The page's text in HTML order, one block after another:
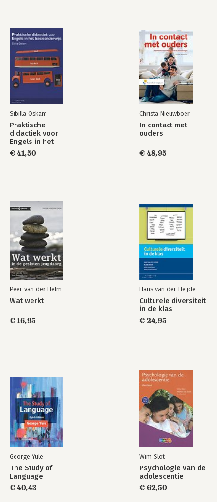
Bedankt!
Noten
Bronnen
Register
Sibilla Oskam
Praktische
didactiek voor
Engels in het
basisonderwijs
€ 41,50
Christa Nieuwboer
In contact met
ouders
€ 48,95
Peer van der Helm
Wat werkt
€ 16,95
Hans van der Heijde
Culturele diversiteit
in de klas
€ 24,95
George Yule
The Study of
Language
€ 40,43
Wim Slot
Psychologie van de
adolescentie
€ 62,50